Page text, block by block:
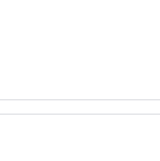
行政雙床房 | 高級